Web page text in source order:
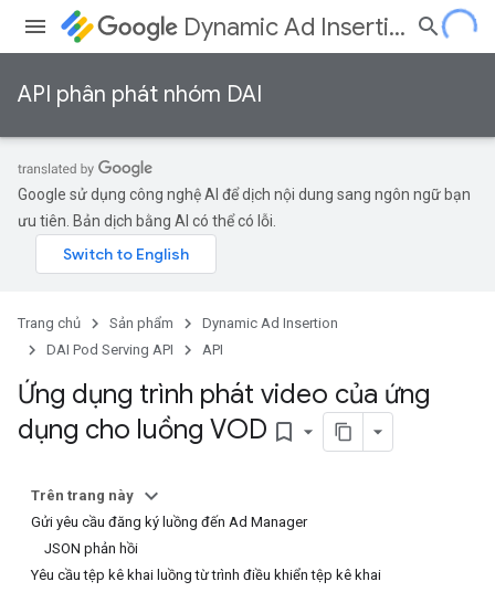
Dynamic Ad Insertion
API phân phát nhóm DAI
Google sử dụng công nghệ AI để dịch nội dung sang ngôn ngữ bạn
ưu tiên. Bản dịch bằng AI có thể có lỗi.
Trang chủ Sản phẩm
Dynamic Ad Insertion
DAI Pod Serving API
API
Ứng dụng trình phát video của ứng
dụng cho luồng VOD bookmark_border
Trên trang này
Gửi yêu cầu đăng ký luồng đến Ad Manager
JSON phản hồi
Yêu cầu tệp kê khai luồng từ trình điều khiển tệp kê khai